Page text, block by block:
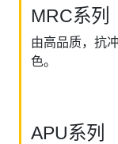
MRC系列
由高品质，抗
色。
APU系列